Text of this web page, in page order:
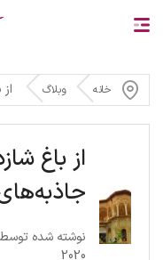
خانه وبلاگ از
از باغ
نوشته شده
2020